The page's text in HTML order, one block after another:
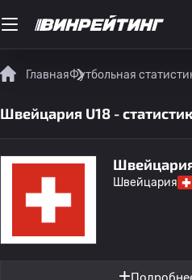
ГлавнаяФутбольная
Швейцария U18 -
Швейцария